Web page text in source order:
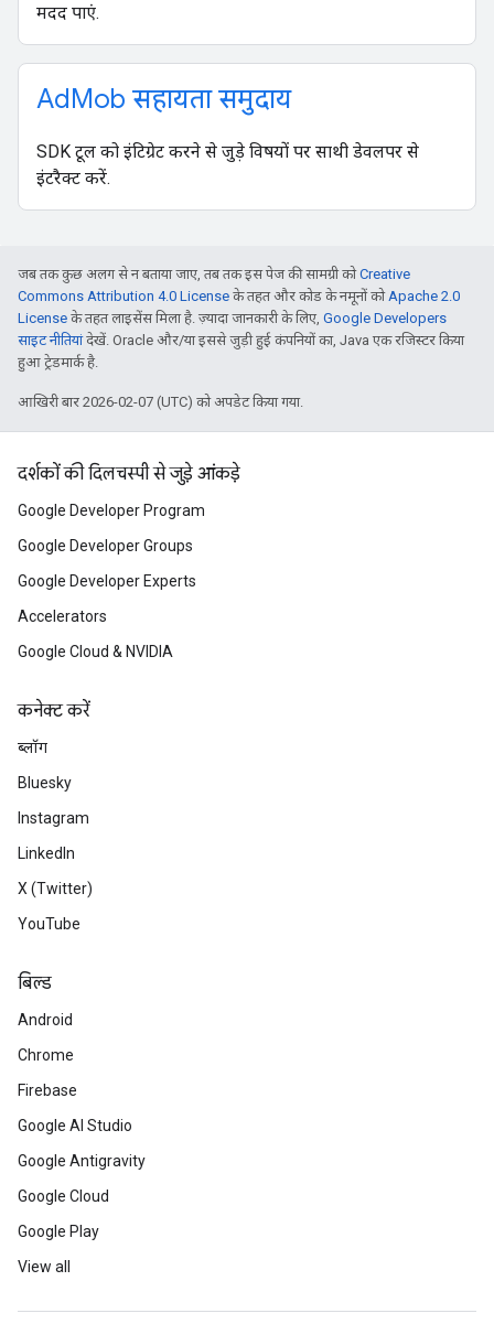
मदद पाएं.
AdMob सहायता समुदाय
SDK टूल को इंटिग्रेट करने से जुड़े विषयों पर साथी डेवलपर से
इंटरैक्ट करें.
जब तक कुछ अलग से न बताया जाए, तब तक इस पेज की सामग्री कोCreative
Commons Attribution 4.0 License के तहत और कोड के नमूनों कोApache 2.0
License के तहत लाइसेंस मिला है. ज़्यादा जानकारी के लिए, Google Developers
साइट नीतियांदेखें. Oracle और/या इससे जुड़ी हुई कंपनियों का, Java एक रजिस्टर किया
हुआ ट्रेडमार्क है.
आखिरी बार 2026-02-07 (UTC) को अपडेट किया गया.
दर्शकों की दिलचस्पी से जुड़े आंकड़े
Google Developer Program
Google Developer Groups
Google Developer Experts
Accelerators
Google Cloud & NVIDIA
कनेक्ट करें
ब्लॉग
Bluesky
Instagram
LinkedIn
X (Twitter)
YouTube
बिल्ड
Android
Chrome
Firebase
Google AI Studio
Google Antigravity
Google Cloud
Google Play
View all